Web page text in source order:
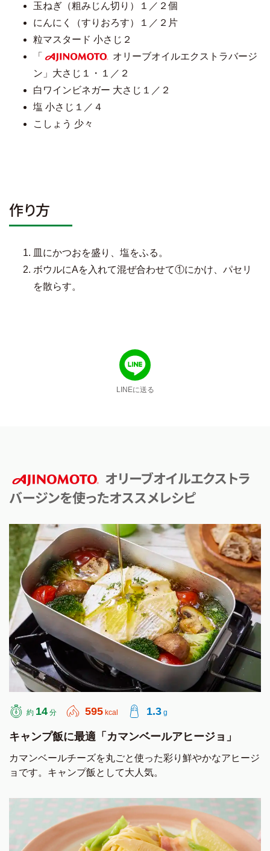
玉ねぎ（粗みじん切り）１／２個
にんにく（すりおろす）１／２片
粒マスタード 小さじ２
「
AJINOMOTO
オリーブオイルエクストラバージ
ン」大さじ１・１／２
白ワインビネガー 大さじ１／２
塩 小さじ１／４
こしょう 少々
作り方
皿にかつおを盛り、塩をふる。
ボウルにAを入れて混ぜ合わせて①にかけ、パセリ
を散らす。
LINEに送る
AJINOMOTO
オリーブオイルエクストラ
バージンを使ったオススメレシピ
約 14 分 595 kcal 1.3 g
キャンプ飯に最適「カマンベールアヒージョ」
カマンベールチーズを丸ごと使った彩り鮮やかなアヒージ
ョです。キャンプ飯として大人気。